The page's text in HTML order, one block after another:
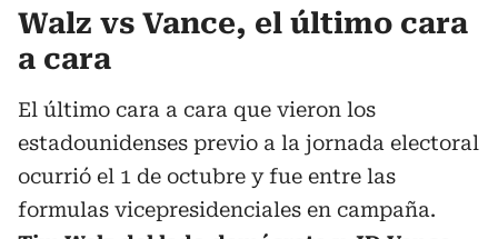
Walz vs Vance, el último cara
a cara
El último cara a cara que vieron los
estadounidenses previo a la jornada electoral
ocurrió el 1 de octubre y fue entre las
formulas vicepresidenciales en campaña.